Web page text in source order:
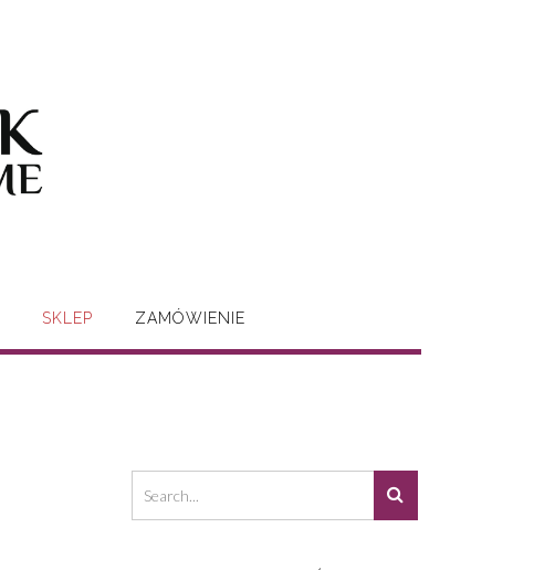
SKLEP ZAMÓWIENIE